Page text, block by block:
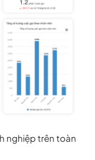
nghiệp trên toàn